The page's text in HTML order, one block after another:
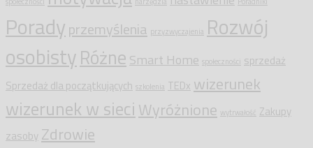
Poradyprzemyślenia przyzwyczajenia Rozwój
osobistyRóżne Smart Home społeczności sprzedaż
Sprzedaż dla początkujących szkolenia TEDx wizerunek
wizerunek w sieci Wyróżnione wytrwałość Zakupy
zasoby Zdrowie